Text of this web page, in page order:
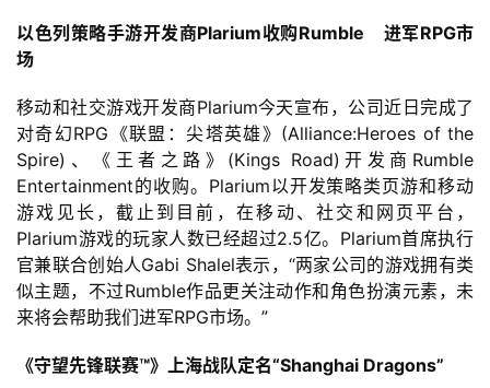
奖
7
月
3
0
日
茶
以色列策略手游开发商Plarium收购Rumble    进军RPG市
场
移动和社交游戏开发商Plarium今天宣布，公司近日完成了
对奇幻RPG《联盟：尖塔英雄》(Alliance:Heroes of the
Spire)、《王者之路》(Kings Road)开发商Rumble
Entertainment的收购。Plarium以开发策略类页游和移动
游戏见长，截止到目前，在移动、社交和网页平台，
Plarium游戏的玩家人数已经超过2.5亿。Plarium首席执行
官兼联合创始人Gabi Shalel表示，“两家公司的游戏拥有类
似主题，不过Rumble作品更关注动作和角色扮演元素，未
来将会帮助我们进军RPG市场。”
《守望先锋联赛™》上海战队定名“Shanghai Dragons”